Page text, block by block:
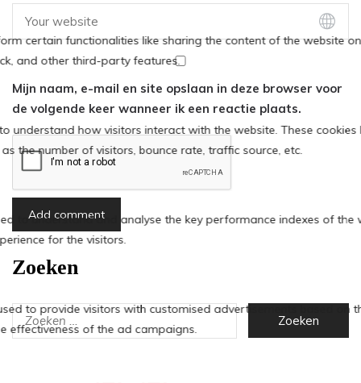
Mijn naam, e-mail en site opslaan in deze browser voor
de volgende keer wanneer ik een reactie plaats.
Zoeken